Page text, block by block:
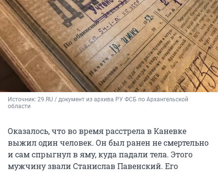
Источник: 29.RU / документ из архива РУ ФСБ по Архангельской
области
Оказалось, что во время расстрела в Каневке
выжил один человек. Он был ранен не смертельно
и сам спрыгнул в яму, куда падали тела. Этого
мужчину звали Станислав Павенский. Его